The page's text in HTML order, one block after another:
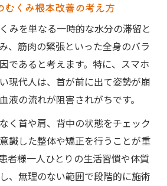
むくみ根本改善の考え方
みを単なる一時的な水分の滞留と
、筋肉の緊張といった全身のバラ
であると考えます。特に、スマホ
現代人は、首が前に出て姿勢が崩
液の流れが阻害されがちです。
く首や肩、背中の状態をチェック
識した整体や矯正を行うことが重
者様一人ひとりの生活習慣や体質
、無理のない範囲で段階的に施術